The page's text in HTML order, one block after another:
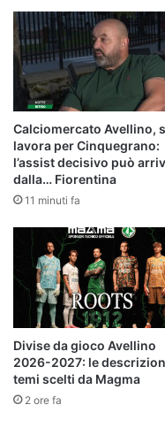
Calciomercato Avellino,
lavora per Cinquegrano:
l’assist decisivo può
dalla… Fiorentina
11 minuti fa
Divise da gioco Avellino
2026-2027: le
temi scelti da Magma
2 ore fa